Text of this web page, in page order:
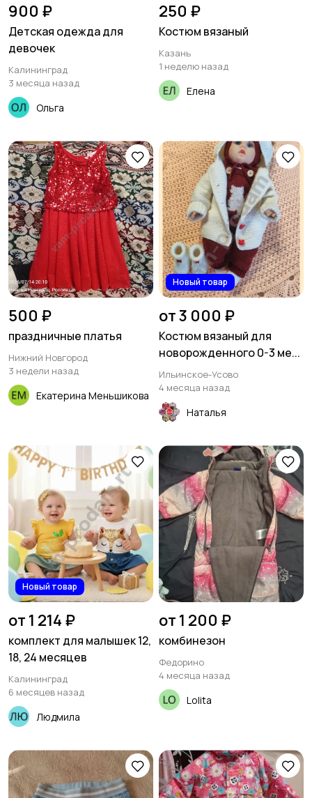
900 ₽
Детская одежда для
девочек
Калининград
3 месяца назад
Ольга
250 ₽
Костюм вязаный
Казань
1 неделю назад
Елена
500 ₽
праздничные платья
Нижний Новгород
3 недели назад
Екатерина Меньшикова
Новый товар
от 3 000 ₽
Костюм вязаный для
новорожденного 0-3 ме...
Ильинское-Усово
4 месяца назад
Наталья
Новый товар
от 1 214 ₽
комплект для малышек 12,
18, 24 месяцев
Калининград
6 месяцев назад
Людмила
от 1 200 ₽
комбинезон
Федорино
4 месяца назад
Lolita